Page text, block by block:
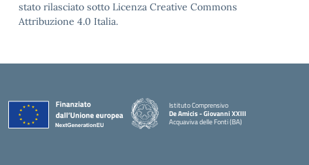
stato rilasciato sotto Licenza Creative Commons
Attribuzione 4.0 Italia.
Istituto Comprensivo
De Amicis - Giovanni XXIII
Acquaviva delle Fonti (BA)
— Visita la pagina iniziale della scuola